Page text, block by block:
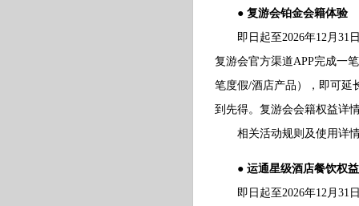
● 复游会铂金会籍体验
即日起至2026年12月31日
复游会官方渠道APP完成一
笔度假/酒店产品），即可延
到先得。复游会会籍权益详
相关活动规则及使用详情
● 运通星级酒店餐饮权益
即日起至2026年12月31日